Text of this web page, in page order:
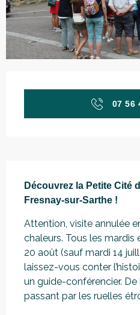
07 56
Découvrez la Petite Cité
Fresnay-sur-Sarthe !
Attention, visite annulée
chaleurs. Tous les mardis
20 août (sauf mardi 14
laissez-vous conter
un guide-conférencier.
passant par les ruelles